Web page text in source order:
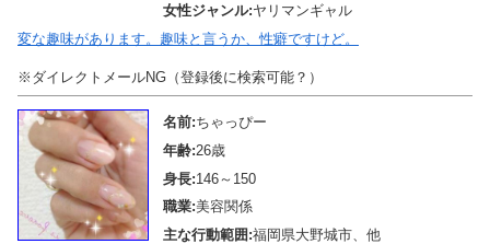
女性ジャンル:ヤリマンギャル
変な趣味があります。趣味と言うか、性癖ですけど。
※ダイレクトメールNG（登録後に検索可能？）
名前:ちゃっぴー
年齢:26歳
身長:146～150
職業:美容関係
主な行動範囲:福岡県大野城市、他